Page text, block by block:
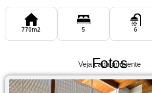
770m2 5 6
Fotos
Veja cada ambiente